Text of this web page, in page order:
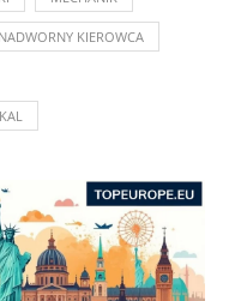
NADWORNY KIEROWCA